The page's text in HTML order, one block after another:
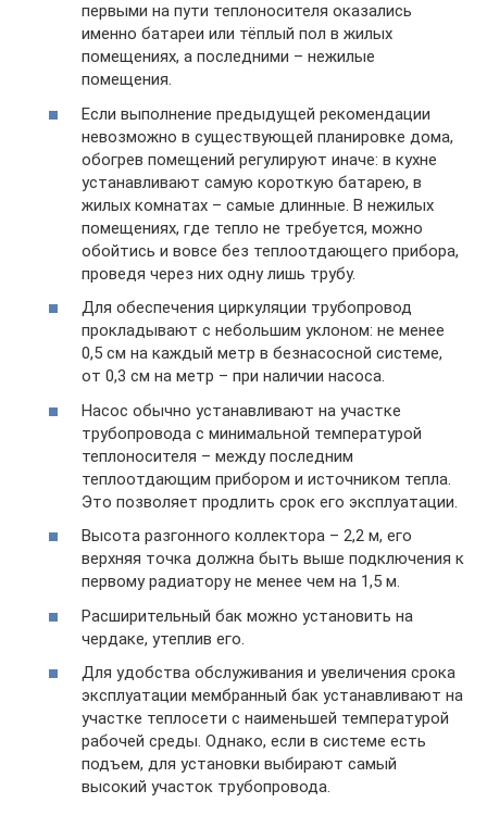
первыми на пути теплоносителя оказались
именно батареи или тёплый пол в жилых
помещениях, а последними – нежилые
помещения.
Если выполнение предыдущей рекомендации
невозможно в существующей планировке дома,
обогрев помещений регулируют иначе: в кухне
устанавливают самую короткую батарею, в
жилых комнатах – самые длинные. В нежилых
помещениях, где тепло не требуется, можно
обойтись и вовсе без теплоотдающего прибора,
проведя через них одну лишь трубу.
Для обеспечения циркуляции трубопровод
прокладывают с небольшим уклоном: не менее
0,5 см на каждый метр в безнасосной системе,
от 0,3 см на метр – при наличии насоса.
Насос обычно устанавливают на участке
трубопровода с минимальной температурой
теплоносителя – между последним
теплоотдающим прибором и источником тепла.
Это позволяет продлить срок его эксплуатации.
Высота разгонного коллектора – 2,2 м, его
верхняя точка должна быть выше подключения к
первому радиатору не менее чем на 1,5 м.
Расширительный бак можно установить на
чердаке, утеплив его.
Для удобства обслуживания и увеличения срока
эксплуатации мембранный бак устанавливают на
участке теплосети с наименьшей температурой
рабочей среды. Однако, если в системе есть
подъем, для установки выбирают самый
высокий участок трубопровода.